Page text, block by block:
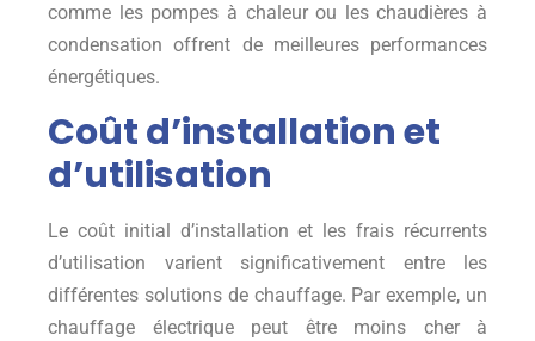
comme les pompes à chaleur ou les chaudières à
condensation offrent de meilleures performances
énergétiques.
Coût d’installation et
d’utilisation
Le coût initial d’installation et les frais récurrents
d’utilisation varient significativement entre les
différentes solutions de chauffage. Par exemple, un
chauffage électrique peut être moins cher à